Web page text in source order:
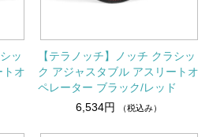
ッ
トオ
【テラノッチ】ノッチ クラシッ
ク アジャスタブル アスリートオ
ペレーター ブラック/レッド
6,534円
（税込み）